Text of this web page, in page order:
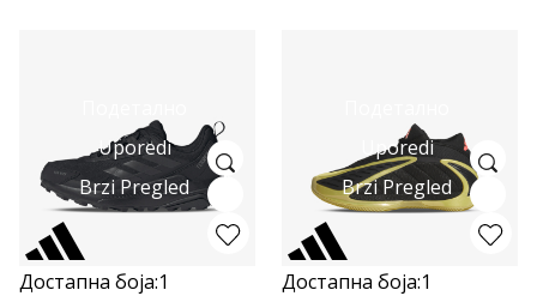
Uporedi
Brzi Pregled
Достапна боја:1
Uporedi
Brzi Pregled
Достапна боја:1